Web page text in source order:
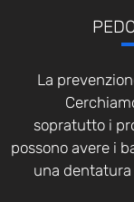
La
sopratutto i
possono avere i
una